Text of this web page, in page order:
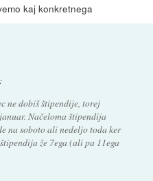
kaj konkretnega
:
ne dobiš štipendije, torej
Načeloma štipendija
na soboto ali nedeljo toda ker
že 7ega (ali pa 11ega